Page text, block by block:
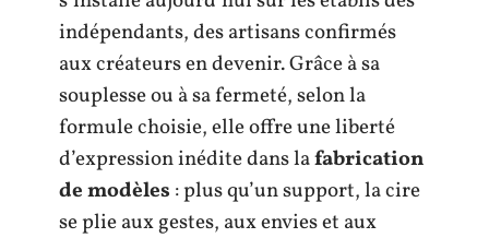
indépendants, des artisans confirmés
aux créateurs en devenir. Grâce à sa
souplesse ou à sa fermeté, selon la
formule choisie, elle offre une liberté
d’expression inédite dans lafabrication
de modèles : plus qu’un support, la cire
se plie aux gestes, aux envies et aux